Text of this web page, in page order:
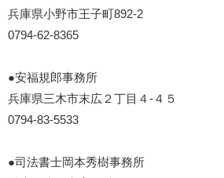
兵庫県小野市王子町892-2
0794-62-8365
●安福規郎事務所
兵庫県三木市末広２丁目４-４５
0794-83-5533
●司法書士岡本秀樹事務所